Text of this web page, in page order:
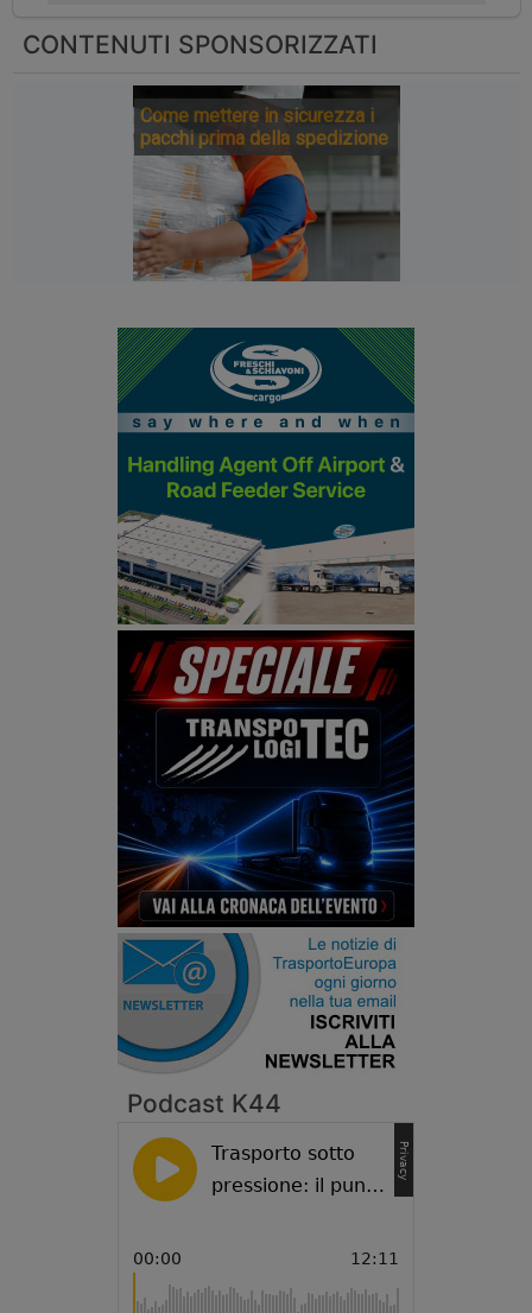
Podcast K44
CONTENUTI SPONSORIZZATI
Come mettere in sicurezza i
pacchi prima della spedizione